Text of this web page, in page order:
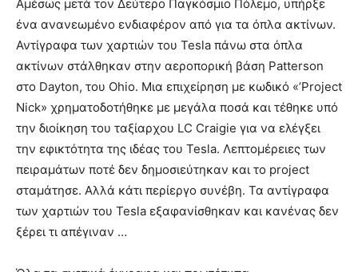
Αμέσως μετά τον Δεύτερο Παγκόσμιο Πόλεμο, υπήρξε
ένα ανανεωμένο ενδιαφέρον από για τα όπλα ακτίνων.
Αντίγραφα των χαρτιών του Tesla πάνω στα όπλα
ακτίνων στάλθηκαν στην αεροπορική βάση Patterson
στο Dayton, του Ohio. Μια επιχείρηση με κωδικό «’Project
Nick» χρηματοδοτήθηκε με μεγάλα ποσά και τέθηκε υπό
την διοίκηση του ταξίαρχου LC Craigie για να ελέγξει
την εφικτότητα της ιδέας του Tesla. Λεπτομέρειες των
πειραμάτων ποτέ δεν δημοσιεύτηκαν και το project
σταμάτησε. Αλλά κάτι περίεργο συνέβη. Τα αντίγραφα
των χαρτιών του Tesla εξαφανίσθηκαν και κανένας δεν
ξέρει τι απέγιναν …